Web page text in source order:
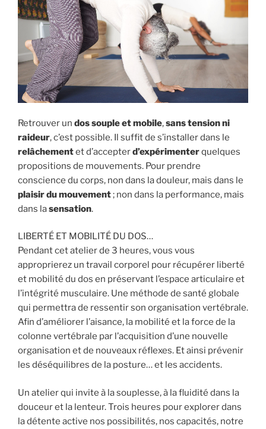
Retrouver un dos souple et mobile,sans tension ni
raideur, c’est possible. Il suffit de s’installer dans le
relâchementet d’accepterd’expérimenterquelques
propositions de mouvements. Pour prendre
conscience du corps, non dans la douleur, mais dans le
plaisir du mouvement; non dans la performance, mais
dans lasensation.
LIBERTÉ ET MOBILITÉ DU DOS…
Pendant cet atelier de 3 heures, vous vous
approprierez un travail corporel pour récupérer liberté
et mobilité du dos en préservant l’espace articulaire et
l’intégrité musculaire. Une méthode de santé globale
qui permettra de ressentir son organisation vertébrale.
Afin d’améliorer l’aisance, la mobilité et la force de la
colonne vertébrale par l’acquisition d’une nouvelle
organisation et de nouveaux réflexes. Et ainsi prévenir
les déséquilibres de la posture… et les accidents.
Un atelier qui invite à la souplesse, à la fluidité dans la
douceur et la lenteur. Trois heures pour explorer dans
la détente active nos possibilités, nos capacités, notre